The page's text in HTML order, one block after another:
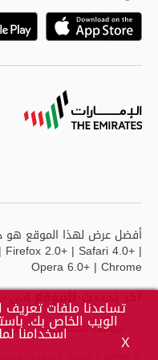
Google
برعاية
2.0+ | Safari 4.0+ |
Opera 6.0+ | Chrome
آخر تحديث للموقع في- 2026-05-06
سياسة الخصوصية
X
تساعدنا ملفات
الويب الخاص بك.
اسخدامنا